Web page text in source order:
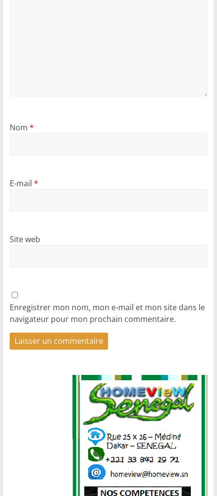
Nom *
E-mail *
Site web
Enregistrer mon nom, mon e-mail et mon site dans le
navigateur pour mon prochain commentaire.